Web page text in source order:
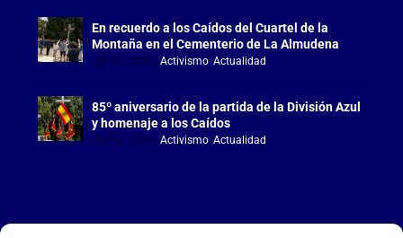
En recuerdo a los Caídos del Cuartel de la
Montaña en el Cementerio de La Almudena
Jul 18, 2026 |Activismo,Actualidad
85º aniversario de la partida de la División Azul
y homenaje a los Caídos
Jul 15, 2026 |Activismo,Actualidad